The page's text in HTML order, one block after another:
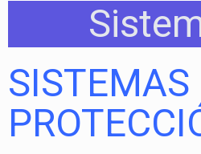
SISTEMAS